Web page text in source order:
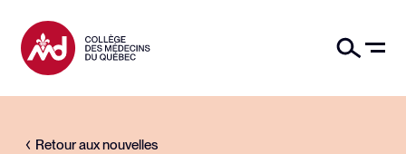
Retour aux nouvelles